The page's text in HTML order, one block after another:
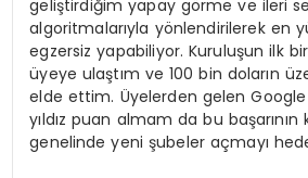
geliştirdiğim yapay görme ve ileri
algoritmalarıyla yönlendirilerek en
egzersiz yapabiliyor. Kuruluşun ilk
üyeye ulaştım ve 100 bin doların
elde ettim. Üyelerden gelen
yıldız puan almam da bu başarının
genelinde yeni şubeler açmayı